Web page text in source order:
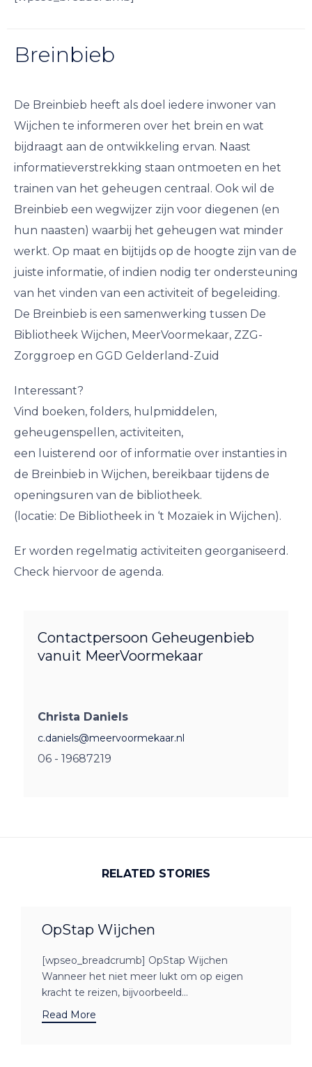
Breinbieb
De Breinbieb heeft als doel iedere inwoner van
Wijchen te informeren over het brein en wat
bijdraagt aan de ontwikkeling ervan. Naast
informatieverstrekking staan ontmoeten en het
trainen van het geheugen centraal. Ook wil de
Breinbieb een wegwijzer zijn voor diegenen (en
hun naasten) waarbij het geheugen wat minder
werkt. Op maat en bijtijds op de hoogte zijn van de
juiste informatie, of indien nodig ter ondersteuning
van het vinden van een activiteit of begeleiding.
De Breinbieb is een samenwerking tussen De
Bibliotheek Wijchen, MeerVoormekaar, ZZG-
Zorggroep en GGD Gelderland-Zuid
Interessant?
Vind boeken, folders, hulpmiddelen,
geheugenspellen, activiteiten,
een luisterend oor of informatie over instanties in
de Breinbieb in Wijchen, bereikbaar tijdens de
openingsuren van de bibliotheek.
(locatie: De Bibliotheek in ‘t Mozaïek in Wijchen).
Er worden regelmatig activiteiten georganiseerd.
Check hiervoor de agenda.
Contactpersoon Geheugenbieb
vanuit MeerVoormekaar
Christa Daniels
c.daniels@meervoormekaar.nl
06 - 19687219
RELATED STORIES
OpStap Wijchen
[wpseo_breadcrumb] OpStap Wijchen
Wanneer het niet meer lukt om op eigen
kracht te reizen, bijvoorbeeld...
Read More